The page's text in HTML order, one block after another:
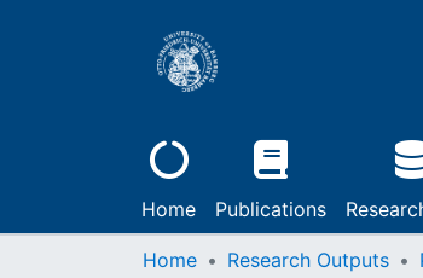
Home Publications
Home Research Outputs